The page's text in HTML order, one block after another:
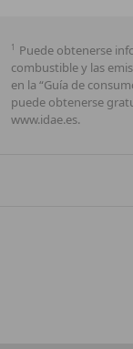
1
Puede obtenerse
combustible y las
en la “Guía de
puede obtenerse
www.idae.es.